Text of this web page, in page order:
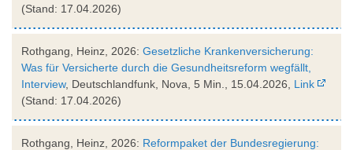
(Stand: 17.04.2026)
Rothgang, Heinz, 2026: Gesetzliche Krankenversicherung:
Was für Versicherte durch die Gesundheitsreform wegfällt,
Interview, Deutschlandfunk, Nova, 5 Min., 15.04.2026, Link
(Stand: 17.04.2026)
Rothgang, Heinz, 2026: Reformpaket der Bundesregierung: